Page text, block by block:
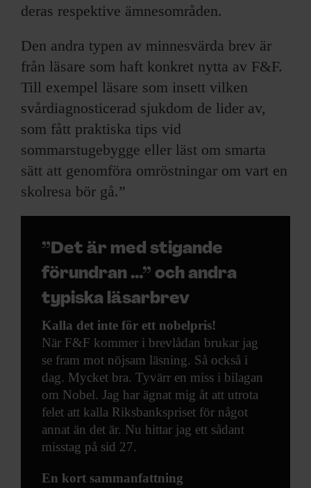
deras respektive ämnesområden.
Den andra typen av minnesvärda brev är
från läsare som haft konkret nytta av F&F.
Till exempel läsare som insett vilken
svårdiagnosticerad sjukdom de lider av,
som fått praktiska tips vid
sommarstugebygge eller läst om smarta
sätt att genomföra omröstningar om vart en
skolresa bör gå.”
”Det är med stigande
förundran …” och andra
typiska läsarbrev
Kalla det inte för ett nobelpris!
När F&F kommer i brevlådan brukar jag
se fram mot nöjsam läsning. Så också i
dag. Mycket bra. Tyvärr en miss i bilagan
om Nobel. Jag har ägnat mig åt att utrota
felet att kalla Riksbankspriset för något
annat än det är. Nu hittar jag ett sådant
misstag på sid 27.
En kort sammanfattning